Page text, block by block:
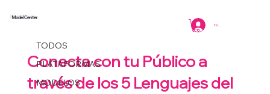
Iniciar sesión
Model Center
TODOS
PLATAFORMAS
MODELOS
TODOS
Conecta con tu Público a
través de los 5 Lenguajes del
Coordinacion